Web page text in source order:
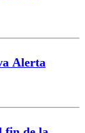
Alerta